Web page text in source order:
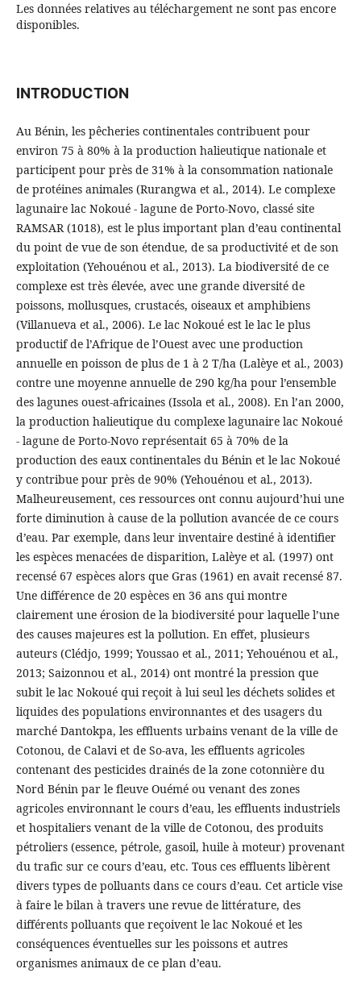
Les données relatives au téléchargement ne sont pas encore
disponibles.
INTRODUCTION
Au Bénin, les pêcheries continentales contribuent pour
environ 75 à 80% à la production halieutique nationale et
participent pour près de 31% à la consommation nationale
de protéines animales (Rurangwa et al., 2014). Le complexe
lagunaire lac Nokoué - lagune de Porto-Novo, classé site
RAMSAR (1018), est le plus important plan d’eau continental
du point de vue de son étendue, de sa productivité et de son
exploitation (Yehouénou et al., 2013). La biodiversité de ce
complexe est très élevée, avec une grande diversité de
poissons, mollusques, crustacés, oiseaux et amphibiens
(Villanueva et al., 2006). Le lac Nokoué est le lac le plus
productif de l’Afrique de l’Ouest avec une production
annuelle en poisson de plus de 1 à 2 T/ha (Lalèye et al., 2003)
contre une moyenne annuelle de 290 kg/ha pour l’ensemble
des lagunes ouest-africaines (Issola et al., 2008). En l’an 2000,
la production halieutique du complexe lagunaire lac Nokoué
- lagune de Porto-Novo représentait 65 à 70% de la
production des eaux continentales du Bénin et le lac Nokoué
y contribue pour près de 90% (Yehouénou et al., 2013).
Malheureusement, ces ressources ont connu aujourd’hui une
forte diminution à cause de la pollution avancée de ce cours
d’eau. Par exemple, dans leur inventaire destiné à identifier
les espèces menacées de disparition, Lalèye et al. (1997) ont
recensé 67 espèces alors que Gras (1961) en avait recensé 87.
Une différence de 20 espèces en 36 ans qui montre
clairement une érosion de la biodiversité pour laquelle l’une
des causes majeures est la pollution. En effet, plusieurs
auteurs (Clédjo, 1999; Youssao et al., 2011; Yehouénou et al.,
2013; Saizonnou et al., 2014) ont montré la pression que
subit le lac Nokoué qui reçoit à lui seul les déchets solides et
liquides des populations environnantes et des usagers du
marché Dantokpa, les effluents urbains venant de la ville de
Cotonou, de Calavi et de So-ava, les effluents agricoles
contenant des pesticides drainés de la zone cotonnière du
Nord Bénin par le fleuve Ouémé ou venant des zones
agricoles environnant le cours d’eau, les effluents industriels
et hospitaliers venant de la ville de Cotonou, des produits
pétroliers (essence, pétrole, gasoil, huile à moteur) provenant
du trafic sur ce cours d’eau, etc. Tous ces effluents libèrent
divers types de polluants dans ce cours d’eau. Cet article vise
à faire le bilan à travers une revue de littérature, des
différents polluants que reçoivent le lac Nokoué et les
conséquences éventuelles sur les poissons et autres
organismes animaux de ce plan d’eau.